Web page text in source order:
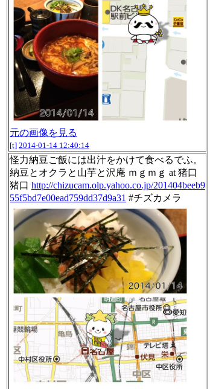
元の画像を見る
[t] 2014-01-14 12:40:14
怪力納豆ご飯には出汁をかけて食べるでふ。
納豆とオクラと山芋と沢庵 ｍｇｍｇ at 猪口
猪口 http://chizucam.olp.yahoo.co.jp/201404beeb9
55f5bd7e00ead759dd37d9a31 #チズカメラ